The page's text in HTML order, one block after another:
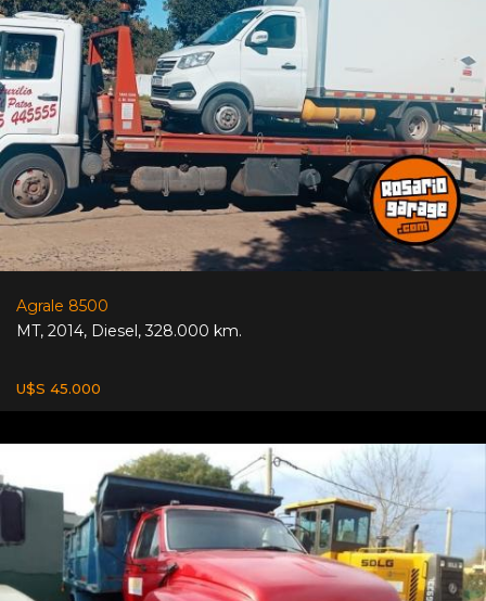
Agrale 8500
MT, 2014, Diesel,328.000 km.
U$S 45.000